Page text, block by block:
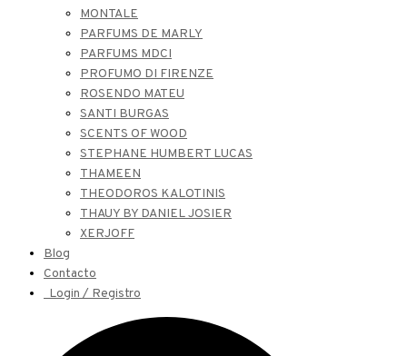
MONTALE
PARFUMS DE MARLY
PARFUMS MDCI
PROFUMO DI FIRENZE
ROSENDO MATEU
SANTI BURGAS
SCENTS OF WOOD
STEPHANE HUMBERT LUCAS
THAMEEN
THEODOROS KALOTINIS
THAUY BY DANIEL JOSIER
XERJOFF
Blog
Contacto
Login / Registro